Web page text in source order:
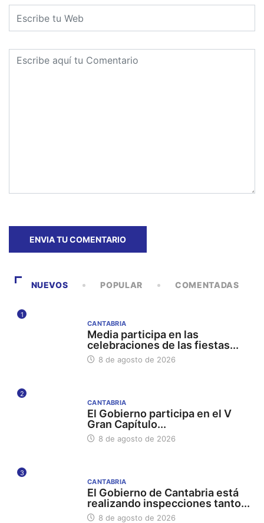
NUEVOS POPULAR COMENTADAS
1
CANTABRIA
Media participa en las
celebraciones de las fiestas...
8 de agosto de 2026
2
CANTABRIA
El Gobierno participa en el V
Gran Capítulo...
8 de agosto de 2026
3
CANTABRIA
El Gobierno de Cantabria está
realizando inspecciones tanto...
8 de agosto de 2026